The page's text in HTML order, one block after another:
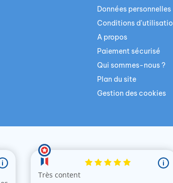
Données personnelles
Conditions
A propos
Paiement sécurisé
Qui sommes-nous ?
Plan du site
Gestion des cookies